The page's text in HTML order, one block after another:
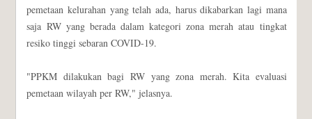
pemetaan kelurahan yang telah ada, harus dikabarkan lagi mana
saja RW yang berada dalam kategori zona merah atau tingkat
resiko tinggi sebaran COVID-19.
"PPKM dilakukan bagi RW yang zona merah. Kita evaluasi
pemetaan wilayah per RW," jelasnya.